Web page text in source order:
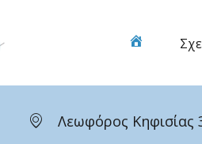
Κηφισιά
Λεωφόρος Κηφισίας